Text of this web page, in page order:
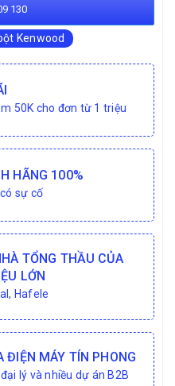
130
Kenwood
50K cho đơn từ 1 triệu
HÃNG 100%
sự cố
TỔNG THẦU CỦA
LỚN
Hafele
ĐIỆN MÁY TÍN PHONG
lý và nhiều dự án B2B